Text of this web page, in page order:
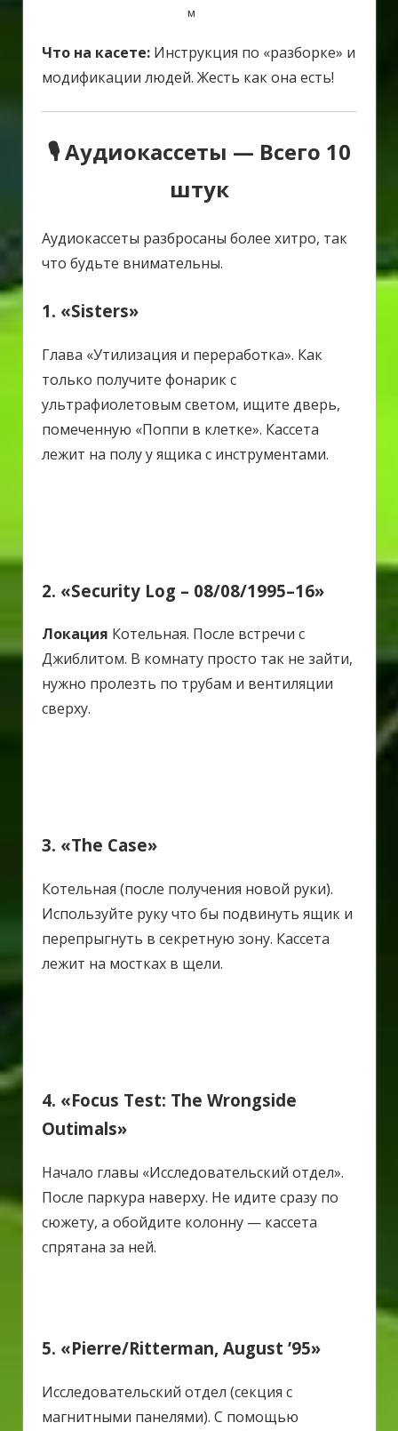
м
Что на касете:Инструкция по «разборке» и
модификации людей. Жесть как она есть!
🎙 Аудиокассеты — Всего 10
штук
Аудиокассеты разбросаны более хитро, так
что будьте внимательны.
1. «Sisters»
Глава «Утилизация и переработка». Как
только получите фонарик с
ультрафиолетовым светом, ищите дверь,
помеченную «Поппи в клетке». Кассета
лежит на полу у ящика с инструментами.
2. «Security Log – 08/08/1995–16»
Локация Котельная. После встречи с
Джиблитом. В комнату просто так не зайти,
нужно пролезть по трубам и вентиляции
сверху.
3. «The Case»
Котельная (после получения новой руки).
Используйте руку что бы подвинуть ящик и
перепрыгнуть в секретную зону. Кассета
лежит на мостках в щели.
4. «Focus Test: The Wrongside
Outimals»
Начало главы «Исследовательский отдел».
После паркура наверху. Не идите сразу по
сюжету, а обойдите колонну — кассета
спрятана за ней.
5. «Pierre/Ritterman, August ’95»
Исследовательский отдел (секция с
магнитными панелями). С помощью